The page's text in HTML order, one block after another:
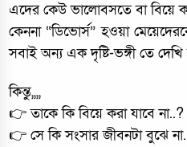
এদের কেউ ভালোবসতে বা বিয়ে
কেননা “ডিভোর্স” হওয়া
সবাই অন্য এক দৃষ্টি-ভঙ্গী তে
কিন্তু,,,,
👉 তাকে কি বিয়ে করা যাবে না..?
👉 সে কি সংসার জীবনটা বুঝে